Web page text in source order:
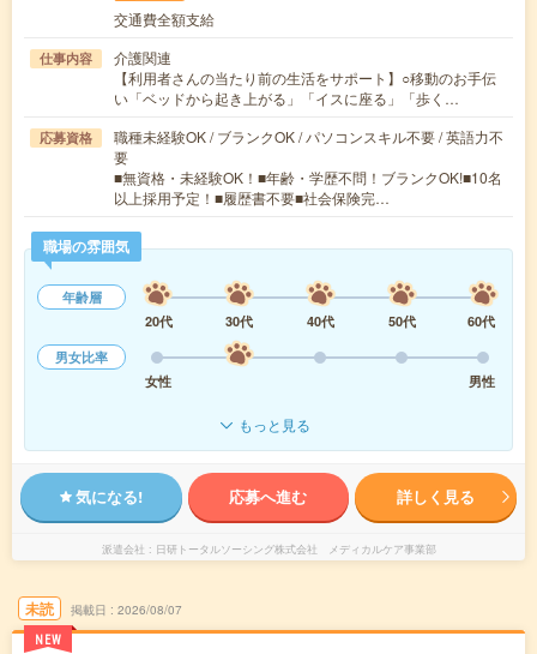
交通費全額支給
仕事内容
介護関連
【利用者さんの当たり前の生活をサポート】○移動のお手伝
い「ベッドから起き上がる」「イスに座る」「歩く…
応募資格
職種未経験OK / ブランクOK / パソコンスキル不要 / 英語力不
要
■無資格・未経験OK！■年齢・学歴不問！ブランクOK!■10名
以上採用予定！■履歴書不要■社会保険完…
職場の雰囲気
年齢層
20代
30代 40代 50代
60代
男女比率
女性
男性
もっと見る
気になる! 応募へ進む 詳しく見る
派遣会社 日研トータルソーシング株式会社 メディカルケア事業部
未読
NEW
掲載日 2026/08/07